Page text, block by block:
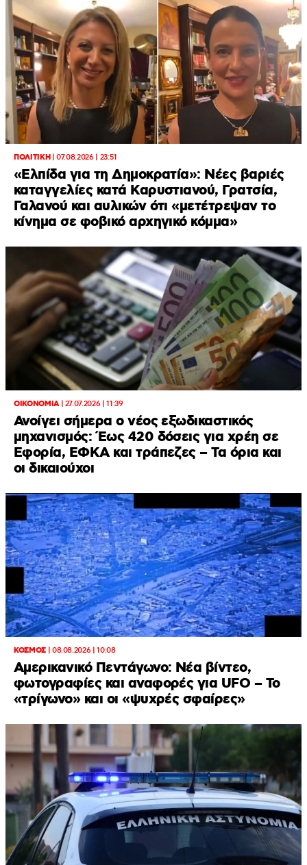
ΠΟΛΙΤΙΚΗ|07.08.2026 | 23:51
«Ελπίδα για τη Δημοκρατία»: Νέες βαριές
καταγγελίες κατά Καρυστιανού, Γρατσία,
Γαλανού και αυλικών ότι «μετέτρεψαν το
κίνημα σε φοβικό αρχηγικό κόμμα»
ΟΙΚΟΝΟΜΙΑ| 27.07.2026 | 11:39
Ανοίγει σήμερα ο νέος εξωδικαστικός
μηχανισμός: Έως 420 δόσεις για χρέη σε
Εφορία, ΕΦΚΑ και τράπεζες – Τα όρια και
οι δικαιούχοι
ΚΟΣΜΟΣ| 08.08.2026 | 10:08
Αμερικανικό Πεντάγωνο: Νέα βίντεο,
φωτογραφίες και αναφορές για UFO – Το
«τρίγωνο» και οι «ψυχρές σφαίρες»